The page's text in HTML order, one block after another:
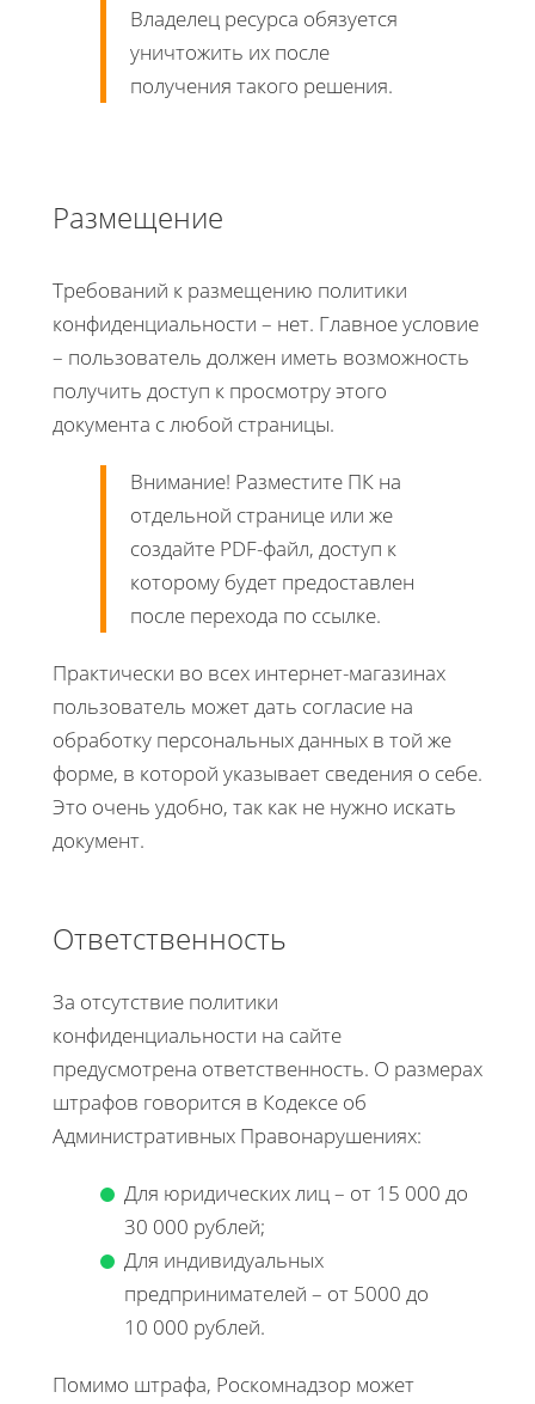
Владелец ресурса обязуется
уничтожить их после
получения такого решения.
Размещение
Требований к размещению политики
конфиденциальности – нет. Главное условие
– пользователь должен иметь возможность
получить доступ к просмотру этого
документа с любой страницы.
Внимание! Разместите ПК на
отдельной странице или же
создайте PDF-файл, доступ к
которому будет предоставлен
после перехода по ссылке.
Практически во всех интернет-магазинах
пользователь может дать согласие на
обработку персональных данных в той же
форме, в которой указывает сведения о себе.
Это очень удобно, так как не нужно искать
документ.
Ответственность
За отсутствие политики
конфиденциальности на сайте
предусмотрена ответственность. О размерах
штрафов говорится в Кодексе об
Административных Правонарушениях:
Для юридических лиц – от 15 000 до
30 000 рублей;
Для индивидуальных
предпринимателей – от 5000 до
10 000 рублей.
Помимо штрафа, Роскомнадзор может